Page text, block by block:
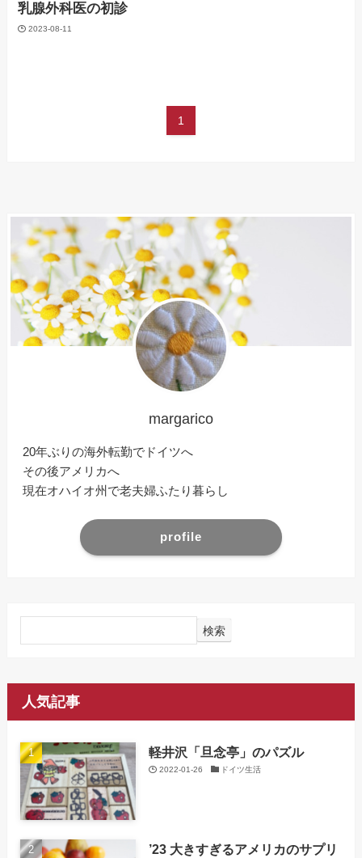
乳腺外科医の初診
2023-08-11
1
margarico
20年ぶりの海外転勤でドイツへ
その後アメリカへ
現在オハイオ州で老夫婦ふたり暮らし
profile
検索
人気記事
軽井沢「旦念亭」のパズル
2022-01-26 ドイツ生活
’23 大きすぎるアメリカのサプリ